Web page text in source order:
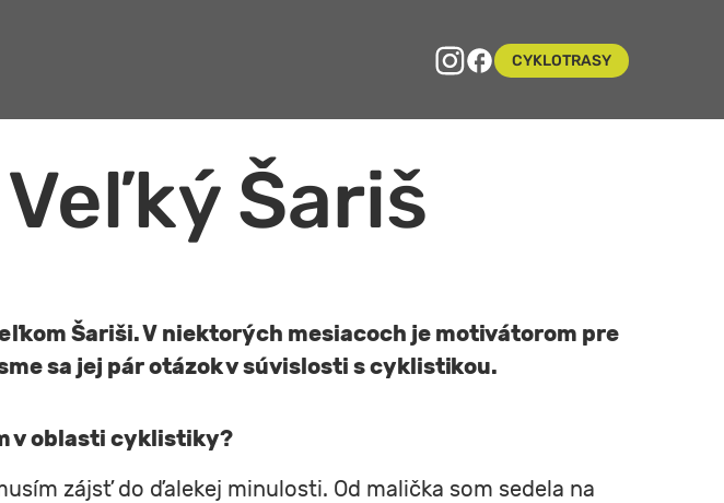
Odkaz sa otvorí v novom okne
Odkaz sa otvorí v novom okne
CYKLOTRASY
Šariš
Šariši. V niektorých mesiacoch je motivátorom pre
sa jej pár otázok v súvislosti s cyklistikou.
v oblasti cyklistiky?
zájsť do ďalekej minulosti. Od malička som sedela na